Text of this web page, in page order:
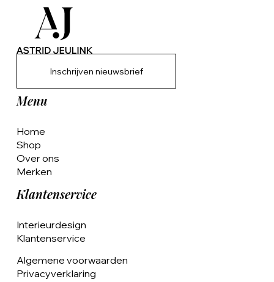
Inschrijven nieuwsbrief
Menu
Home
Shop
Over ons
Merken
Klantenservice
Interieurdesign
Klantenservice
Algemene voorwaarden
Privacyverklaring